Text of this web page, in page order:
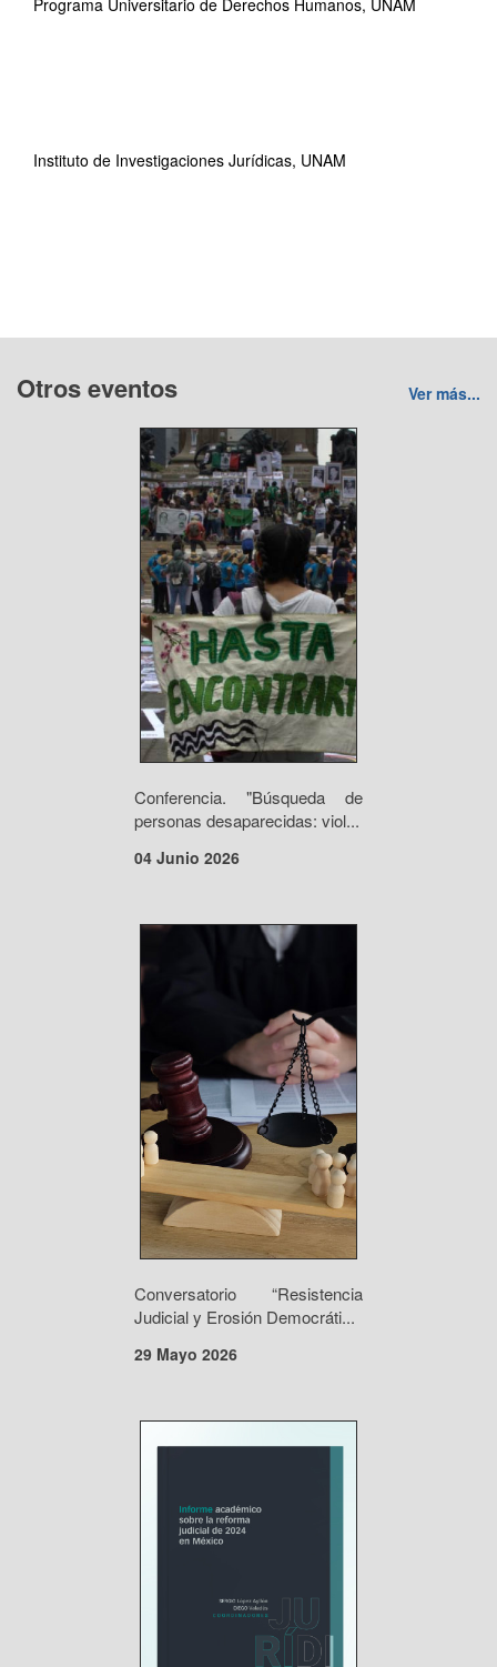
Programa Universitario de Derechos Humanos, UNAM
Instituto de Investigaciones Jurídicas, UNAM
Otros eventos Ver más...
Conferencia. "Búsqueda de
personas desaparecidas: viol...
04 Junio 2026
Conversatorio “Resistencia
Judicial y Erosión Democráti...
29 Mayo 2026